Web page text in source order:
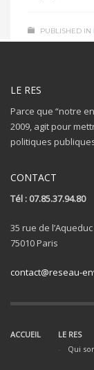
PUBLISHED IN
LE RES
Parce que “notre
2009, agit pour
politiques
CONTACT
Tél : 07.85.37.94.80
35 rue de
75010 Paris
contact@reseau-
ACCUEIL
LE RES
Qui